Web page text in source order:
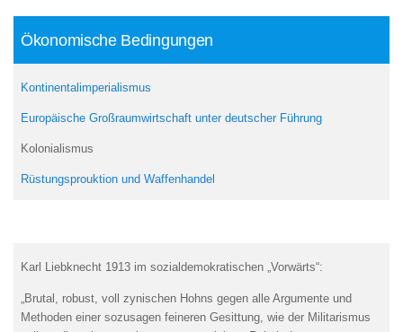
Ökonomische Bedingungen
Kontinentalimperialismus
Europäische Großraumwirtschaft unter deutscher Führung
Kolonialismus
Rüstungsprouktion und Waffenhandel
Karl Liebknecht 1913 im sozialdemokratischen „Vorwärts“:
„Brutal, robust, voll zynischen Hohns gegen alle Argumente und
Methoden einer sozusagen feineren Gesittung, wie der Militarismus